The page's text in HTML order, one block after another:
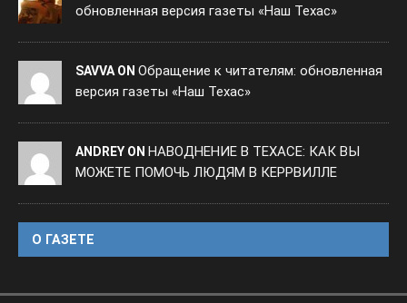
обновленная версия газеты «Наш Техас»
SAVVA ON Обращение к читателям: обновленная
версия газеты «Наш Техас»
ANDREY ON НАВОДНЕНИЕ В ТЕХАСЕ: КАК ВЫ
МОЖЕТЕ ПОМОЧЬ ЛЮДЯМ В КЕРРВИЛЛЕ
O ГАЗЕТЕ